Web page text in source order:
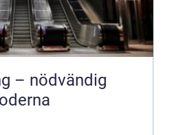
– nödvändig